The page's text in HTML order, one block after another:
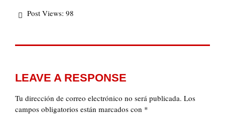
Post Views: 98
LEAVE A RESPONSE
Tu dirección de correo electrónico no será publicada. Los
campos obligatorios están marcados con *